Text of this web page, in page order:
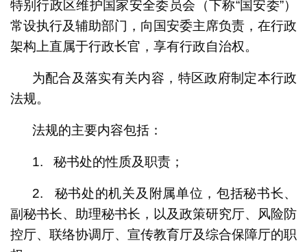
特别行政区维护国家安全委员会（下称“国安委”）
常设执行及辅助部门，向国安委主席负责，在行政
架构上直属于行政长官，享有行政自治权。
为配合及落实有关内容，特区政府制定本行政
法规。
法规的主要内容包括：
1. 秘书处的性质及职责；
2. 秘书处的机关及附属单位，包括秘书长、
副秘书长、助理秘书长，以及政策研究厅、风险防
控厅、联络协调厅、宣传教育厅及综合保障厅的职